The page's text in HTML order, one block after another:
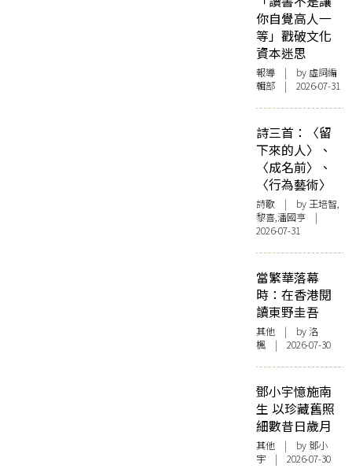
你自覺高人一
等」戳破文化
資本迷思
報導 | by 虛詞編
輯部 | 2026-07-31
詩三首：〈留
下來的人〉、
〈成名前〉、
〈行為藝術〉
詩歌 | by 王培智,
黎喜,潘國亨 |
2026-07-31
當繁華落幕
時：在香港閱
讀東野圭吾
其他 | by洛
楓 | 2026-07-30
鄧小宇憶施南
生 以珍藏舊照
細數昔日歲月
其他 | by 鄧小
宇 | 2026-07-30